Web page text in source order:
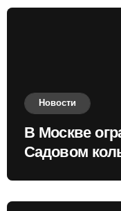
Новости
В Москве
Садовом